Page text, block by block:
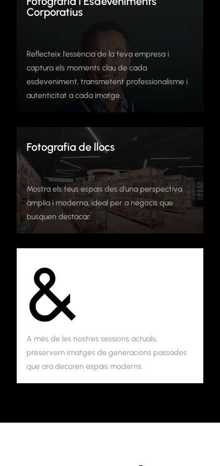
Corporatius
Reflecteix l'essència de la teva empresa i
captura els moments clau de cada
esdeveniment, transmetent professionalisme i
autenticitat a cada imatge.
Fotografia de llocs
Mostra els teus espais des d'una perspectiva
àmplia i moderna, ideal per a negocis que
busquen destacar.
&
A més de les nostres sessions actuals,
preservem imatges de generacions passades
que ara decoren espais moderns.